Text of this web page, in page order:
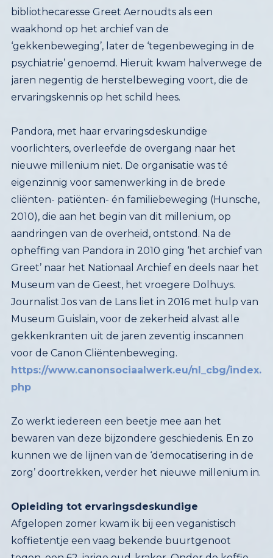
ervaringskennis op het schild hees.
Pandora, met haar ervaringsdeskundige
voorlichters, overleefde de overgang naar het
nieuwe millenium niet. De organisatie was té
eigenzinnig voor samenwerking in de brede
cliënten- patiënten- én familiebeweging (Hunsche,
2010), die aan het begin van dit millenium, op
aandringen van de overheid, ontstond. Na de
opheffing van Pandora in 2010 ging ‘het archief van
Greet’ naar het Nationaal Archief en deels naar het
Museum van de Geest, het vroegere Dolhuys.
Journalist Jos van de Lans liet in 2016 met hulp van
Museum Guislain, voor de zekerheid alvast alle
gekkenkranten uit de jaren zeventig inscannen
voor de Canon Cliëntenbeweging.
https://www.canonsociaalwerk.eu/nl_cbg/index.
php
Zo werkt iedereen een beetje mee aan het
bewaren van deze bijzondere geschiedenis. En zo
kunnen we de lijnen van de ‘democatisering in de
zorg’ doortrekken, verder het nieuwe millenium in.
Opleiding tot ervaringsdeskundige
Afgelopen zomer kwam ik bij een veganistisch
koffietentje een vaag bekende buurtgenoot
tegen, een 62-jarige oud-kraker. Onder de koffie,
met een ongekend lekker ijsje, bespraken wij de
roerige geschiedenis van Woonwerkpand
Tetterode in de Amsterdamse Kinkerbuurt. Zie